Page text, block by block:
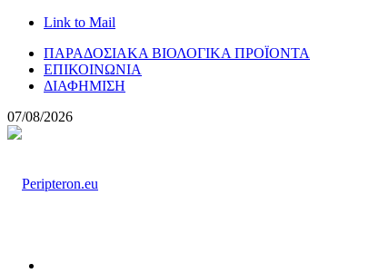
Link to Mail
ΠΑΡΑΔΟΣΙΑΚΑ ΒΙΟΛΟΓΙΚΑ ΠΡΟΪΟΝΤΑ
ΕΠΙΚΟΙΝΩΝΙΑ
ΔΙΑΦΗΜΙΣΗ
07/08/2026